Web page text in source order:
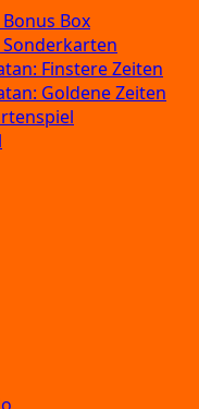
Box
Sonderkarten
Finstere Zeiten
Goldene Zeiten